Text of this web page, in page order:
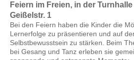
Feiern im Freien, in der
Geißelstr. 1
Bei den Feiern haben die Kinder die
Lernerfolge zu präsentieren und auf
Selbstbewusstsein zu stärken. Beim
bei Gesang und Tanz erleben sie